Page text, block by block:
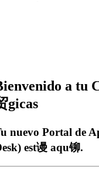
a tu
gicas
nuevo Portal de
est谩 aqu铆.